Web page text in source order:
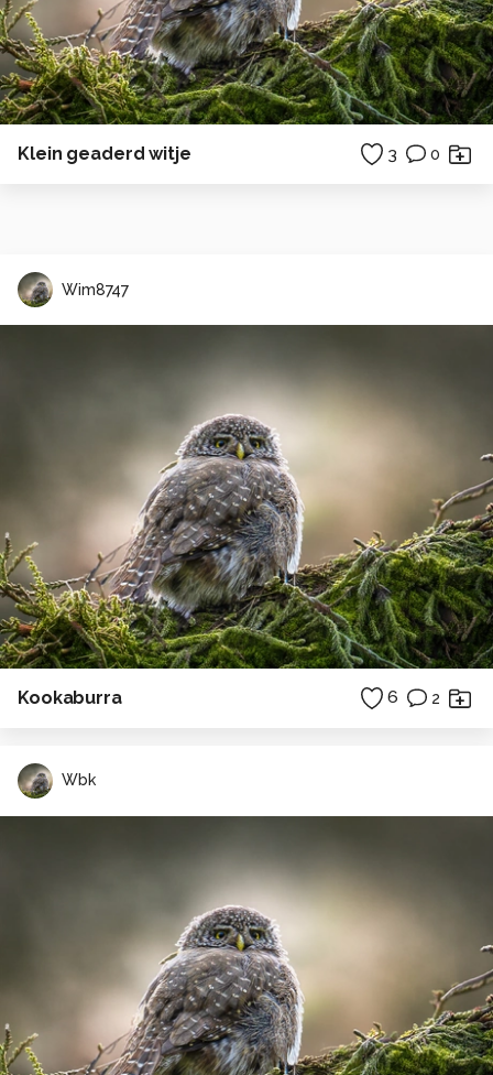
Klein geaderd witje 3 0
Wim8747
Kookaburra 6 2
Wbk